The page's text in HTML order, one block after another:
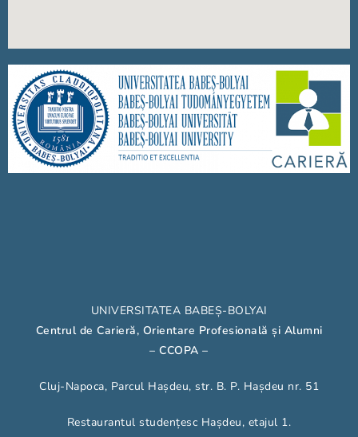
UNIVERSITATEA BABEȘ-BOLYAI
Centrul de Carieră, Orientare Profesională și Alumni
– CCOPA–
Cluj-Napoca, Parcul Hașdeu, str. B. P. Hașdeu nr. 51
Restaurantul studențesc Hașdeu, etajul 1.